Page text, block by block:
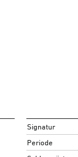
Signatur
Periode